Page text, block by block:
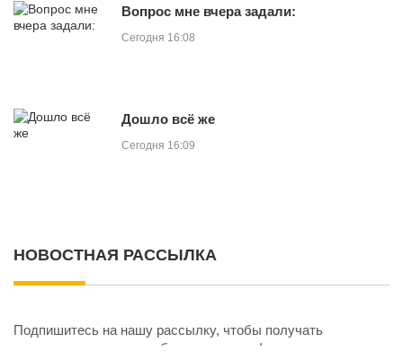
Вопрос мне вчера задали:
Сегодня 16:08
Дошло всё же
Сегодня 16:09
НОВОСТНАЯ РАССЫЛКА
Подпишитесь на нашу рассылку, чтобы получать
уведомления о новых обновлениях, информации, скидках и